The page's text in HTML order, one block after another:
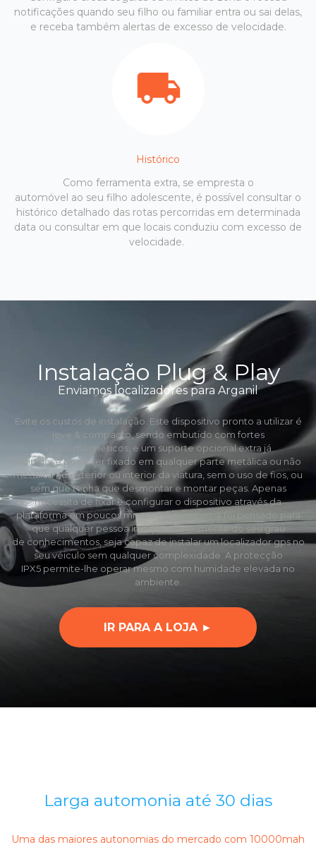
notificações quando seu filho ou familiar entra ou sai delas,
e receba também alertas de excesso de velocidade.
Histórico
Como ferramenta extra, se empresta o
automóvel ao seu filho adolescente, é possível consultar o
histórico detalhado das rotas percorridas em determinada
data ou consultar em que locais conduziu com excesso de
velocidade.
Instalação Plug & Play
Enviamos localizadores para Arganil
Evite os custos de instalação. Este dispositivo pronto a utilizar é
leve & compacto, sendo embutido com fortes
ímans mágneticos, e um suporte opcional extra já
incluído, e pode ser fixado em qualquer parte metálica ou não
metálica no exterior ou interior da viatura, sem o uso de fios, ou
sem que tenha que desmontar e montar peças. Apenas
necessita de fixar e configurar o dispositivo através da
plataforma em poucos minutos. Este sistema foi pensado para
que qualquer pessoa independentemente do seu grau
de conhecimentos, seja capaz de instalar um localizador gps no
seu véiculo sem qualquer complexidade. A protecção
IPX5 permite-lhe operar mesmo com humidade elevada no
ambiente.
IR PARA A LOJA ►
Larga automonia até 30 dias
Uma das maiores autonomias do mercado com 10000mah